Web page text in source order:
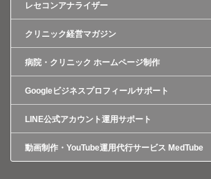
レセコンアナライザー
クリニック経営マガジン
病院・クリニック ホームページ制作
Googleビジネスプロフィールサポート
LINE公式アカウント運用サポート
動画制作・YouTube運用代行サービス MedTube